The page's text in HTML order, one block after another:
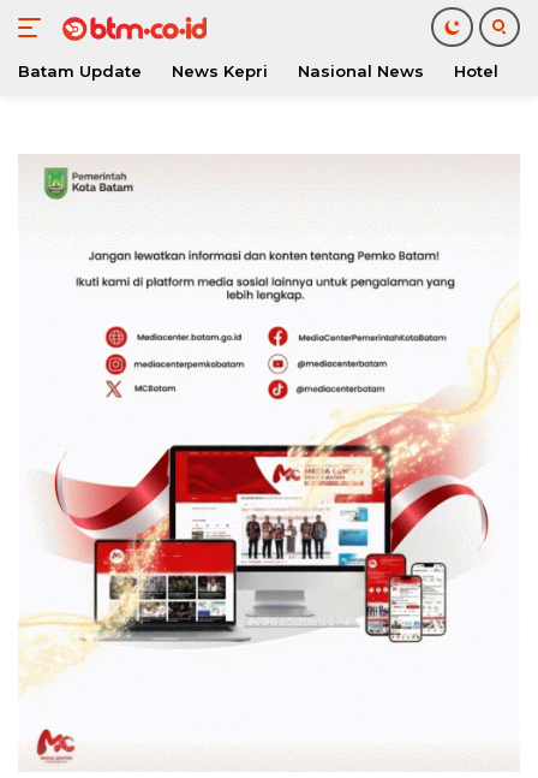
konten
Batam Update News Kepri Nasional News Hotel